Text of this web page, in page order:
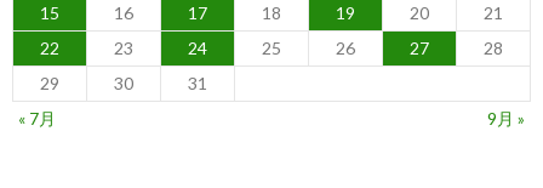
15
16 17 18 19 20
21
22
23 24 25 26 27
28
29
30
31
« 7月
9月 »